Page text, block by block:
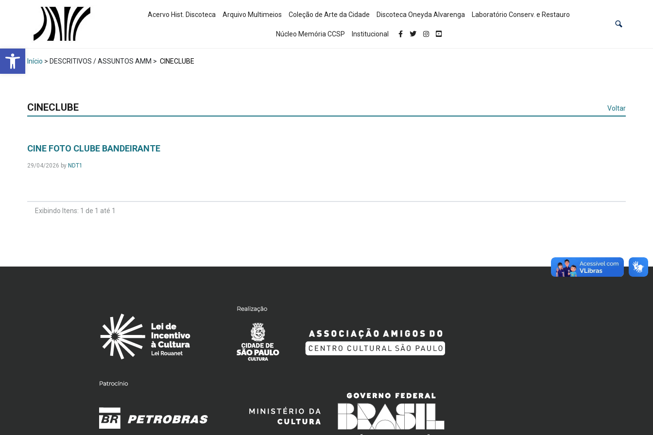
Abrir a barra de ferramentas
Acervo Hist. Discoteca Arquivo Multimeios Coleção de Arte da Cidade Discoteca Oneyda Alvarenga Laboratório Conserv. e Restauro
Núcleo Memória CCSP Institucional
Início > DESCRITIVOS / ASSUNTOS AMM > CINECLUBE
CINECLUBE Voltar
CINE FOTO CLUBE BANDEIRANTE
29/04/2026 by NDT1
Exibindo Itens: 1 de 1 até 1